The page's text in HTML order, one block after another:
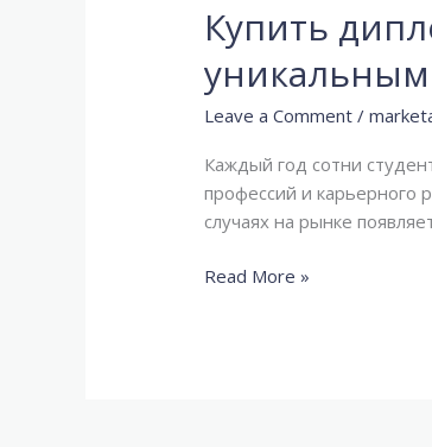
Купить
Leave a Comment /
Каждый год сотни
профессий и карьерного
случаях на рынке
Купить
диплом
ИП
РАН
Как
и
где
законно
диплом
Read More »